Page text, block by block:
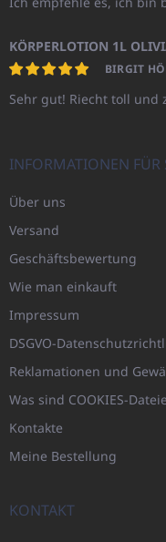
BIRGIT
Sehr gut! Riecht toll und
INFORMATIONEN FÜR
Über uns
Versand
Geschäftsbewertung
Wie man einkauft
Impressum
DSGVO-
Reklamationen und
Was sind COOKIES-
Kontakte
Meine Bestellung
KONTAKT